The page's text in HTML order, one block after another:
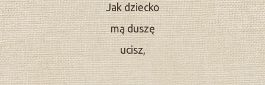
Jak dziecko
mą duszę
ucisz,